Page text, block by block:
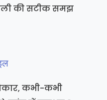
की सटीक समझ
कभी-कभी